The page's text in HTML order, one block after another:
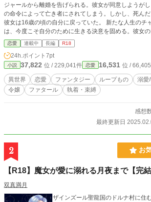
ジャールから離婚を告げられる。彼女が同意しようが
の命令によって亡き者にされてしまう。しかし、死んだ
彼女は16歳の頃の自分に戻っていた。 新たな人生のチャンスを得たメイシール
は、今度こそ自分のために生きる決意を固める。彼女
家の次期当主であるユリドレに向けられる。冷たく人を
ーラを纏ったユリドレとの結婚を取り付けるため、メイ
出る。 彼女は自らの運命を切り開き、再び幸せを手に入れることができるのだ
ろうか？
恋愛 連載中 長編 R18
24h.ポイント 7pt
小説 37,822 位 / 229,041件 恋愛 16,531 位 /
異世界 恋愛 ファンタジー ループもの 溺愛
令嬢
ファタール 執着・束縛
感想
最終更新日
2 お
【R18】魔女が愛に溺れる月夜まで【完結
双真満月
ザインズール聖龍国のドルナ村に住